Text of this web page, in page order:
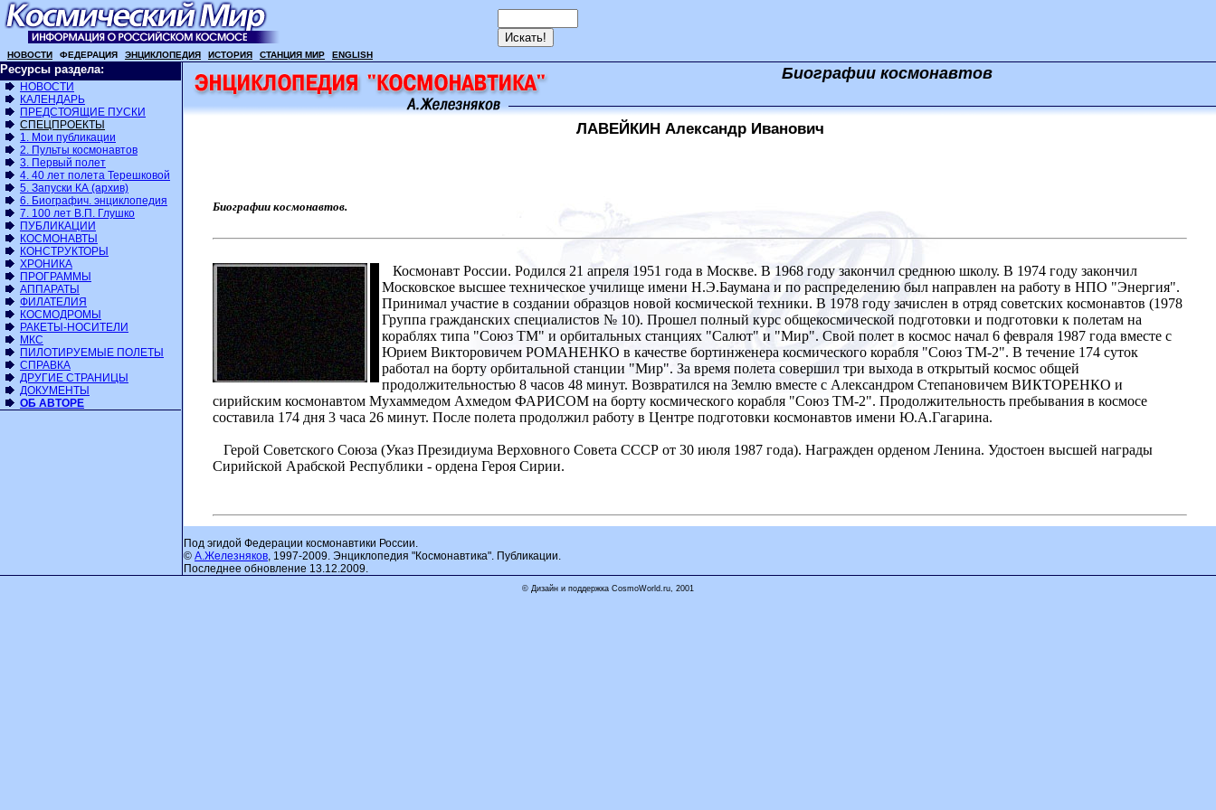
НОВОСТИ ФЕДЕРАЦИЯ ЭНЦИКЛОПЕДИЯ ИСТОРИЯ СТАНЦИЯ МИР ENGLISH
Ресурсы раздела:
НОВОСТИ
КАЛЕНДАРЬ
ПРЕДСТОЯЩИЕ ПУСКИ
СПЕЦПРОЕКТЫ
1. Мои публикации
2. Пульты космонавтов
3. Первый полет
4. 40 лет полета Терешковой
5. Запуски КА (архив)
6. Биографич. энциклопедия
7. 100 лет В.П. Глушко
ПУБЛИКАЦИИ
КОСМОНАВТЫ
КОНСТРУКТОРЫ
ХРОНИКА
ПРОГРАММЫ
АППАРАТЫ
ФИЛАТЕЛИЯ
КОСМОДРОМЫ
РАКЕТЫ-НОСИТЕЛИ
МКС
ПИЛОТИРУЕМЫЕ ПОЛЕТЫ
СПРАВКА
ДРУГИЕ СТРАНИЦЫ
ДОКУМЕНТЫ
ОБ АВТОРЕ
Биографии космонавтов
ЛАВЕЙКИН Александр Иванович
Биографии космонавтов.
Космонавт России. Родился 21 апреля 1951 года в Москве. В 1968 году закончил среднюю школу. В 1974 году закончил
Московское высшее техническое училище имени Н.Э.Баумана и по распределению был направлен на работу в НПО "Энергия".
Принимал участие в создании образцов новой космической техники. В 1978 году зачислен в отряд советских космонавтов (1978
Группа гражданских специалистов № 10). Прошел полный курс общекосмической подготовки и подготовки к полетам на
кораблях типа "Союз ТМ" и орбитальных станциях "Салют" и "Мир". Свой полет в космос начал 6 февраля 1987 года вместе с
Юрием Викторовичем РОМАНЕНКО в качестве бортинженера космического корабля "Союз ТМ-2". В течение 174 суток
работал на борту орбитальной станции "Мир". За время полета совершил три выхода в открытый космос общей
продолжительностью 8 часов 48 минут. Возвратился на Землю вместе с Александром Степановичем ВИКТОРЕНКО и
сирийским космонавтом Мухаммедом Ахмедом ФАРИСОМ на борту космического корабля "Союз ТМ-2". Продолжительность пребывания в космосе
составила 174 дня 3 часа 26 минут. После полета продолжил работу в Центре подготовки космонавтов имени Ю.А.Гагарина.
Герой Советского Союза (Указ Президиума Верховного Совета СССР от 30 июля 1987 года). Награжден орденом Ленина. Удостоен высшей награды
Сирийской Арабской Республики - ордена Героя Сирии.
Под эгидой Федерации космонавтики России.
© А.Железняков, 1997-2009. Энциклопедия "Космонавтика". Публикации.
Последнее обновление 13.12.2009.
© Дизайн и поддержка CosmoWorld.ru, 2001